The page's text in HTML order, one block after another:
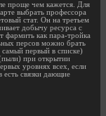
проще чем кажется. Для
выбрать профессора
стат. Он на третьем
добычу ресурса с
фармить как пара-тройка
персов можно брать
первый в списке)
при открытии
уровнях всех, если
связки дающие